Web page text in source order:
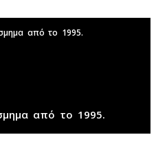
από το 1995.
από το 1995.